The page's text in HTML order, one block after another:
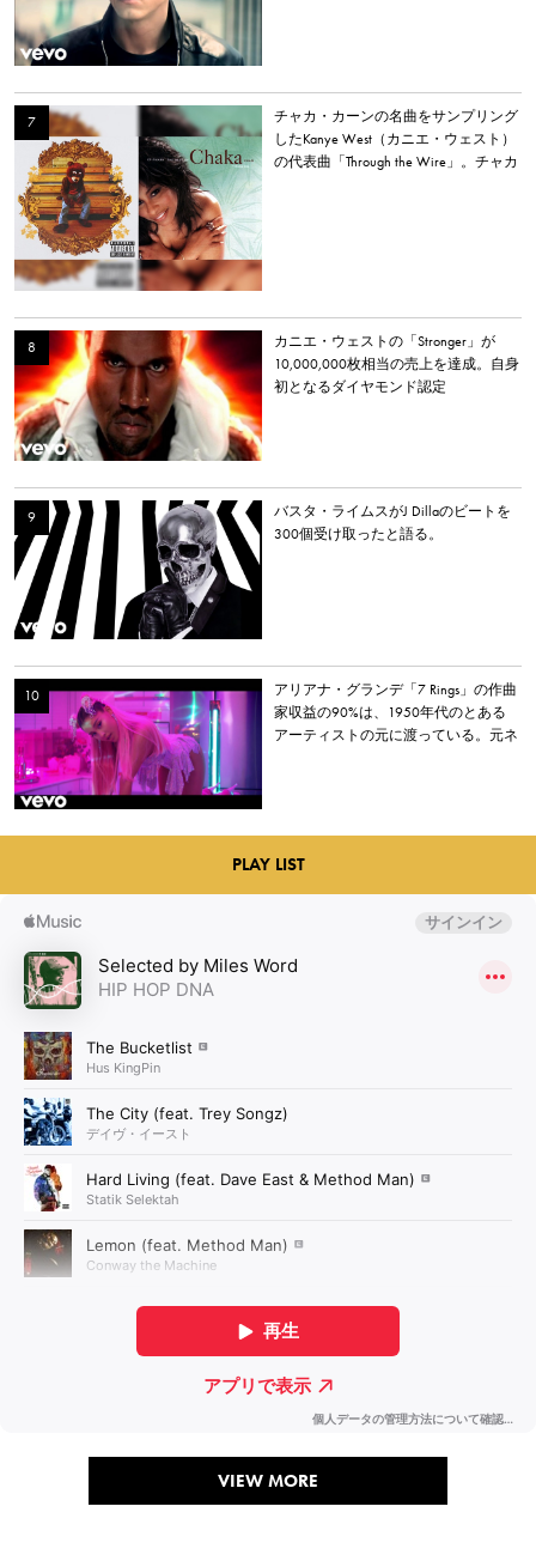
チャカ・カーンの名曲をサンプリング
したKanye West（カニエ・ウェスト）
の代表曲「Through the Wire」。チャカ
カニエ・ウェストの「Stronger」が
10,000,000枚相当の売上を達成。自身
初となるダイヤモンド認定
バスタ・ライムスがJ Dillaのビートを
300個受け取ったと語る。
アリアナ・グランデ「7 Rings」の作曲
家収益の90%は、1950年代のとある
アーティストの元に渡っている。元ネ
PLAY LIST
VIEW MORE